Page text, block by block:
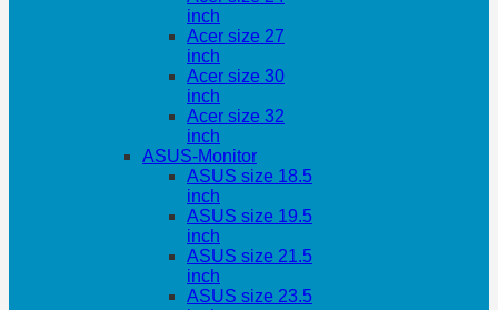
inch
Acer size 27
inch
Acer size 30
inch
Acer size 32
inch
ASUS-Monitor
ASUS size 18.5
inch
ASUS size 19.5
inch
ASUS size 21.5
inch
ASUS size 23.5